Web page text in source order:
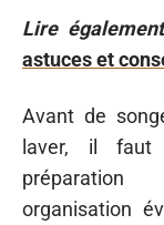
Lire
astuces et
Avant de
laver, il faut
préparation
organisation